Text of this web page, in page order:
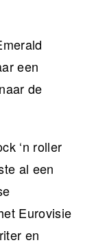
een
de
‘n roller
al een
Eurovisie
en